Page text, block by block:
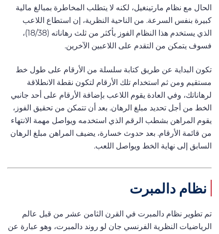
الحال مع نظام مارتينغيل، لكنه لا يتطلب المخاطرة بمبالغ مالية
كبيرة بنفس السرعة. من الناحية النظرية، إن استطاع اللاعب
الذي يستخدم هذا النظام الفوز بأكثر من ثلث رهاناته (18/38)،
فسوف يتمكن من التقدم على اللاعبين الآخرين.
تكون البداية عن طريق كتابة سلسلة من الأرقام على طول خط
مستقيم ومن ثم استخدام تلك الأرقام لتكون نقطة الانطلاقة
لرهاناتك، وفي العادة يقوم اللاعب بإضافة الأرقام على أحد جانبي
الخط من أجل تحديد مبلغ الرهان. بعد أن تتمكن من تحقيق الفوز،
يقوم المراهن بشطب الرقم الذي استخدمه ويواصل مهمة الانتهاء
من قائمة الأرقام. بعد حدوث خسارة، يضيف المراهن مبلغ الرهان
السابق إلى نهاية الخط ويواصل اللعب.
نظام دالمبرت
تم تطوير نظام دالمبرت في القرن الثامن عشر من قبل عالم
الرياضيات النظرية الفرنسي جان لو روند دالمبرت، وهو عبارة عن